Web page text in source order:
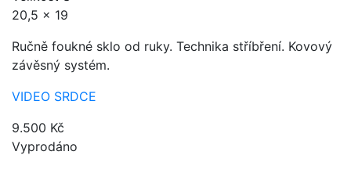
20,5 x 19
Ručně foukné sklo od ruky. Technika stříbření. Kovový
závěsný systém.
VIDEO SRDCE
9.500 Kč
Vyprodáno